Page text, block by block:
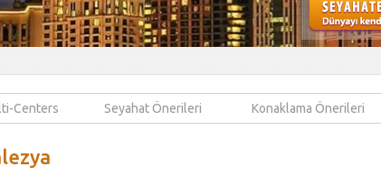
Centers Seyahat Önerileri Konaklama Önerileri